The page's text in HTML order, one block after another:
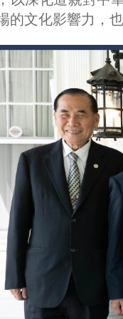
的文化影響力，